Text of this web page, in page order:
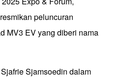
peluncuran
MV3 EV yang diberi nama
Sjamsoedin dalam